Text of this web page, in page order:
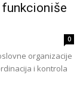
0
organizacije
i kontrola